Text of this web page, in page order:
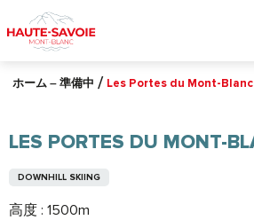
au
contenu
principal
ホーム – 準備中 Les Portes du Mont-Blanc
LES PORTES DU MONT-
DOWNHILL SKIING
高度 : 1500m